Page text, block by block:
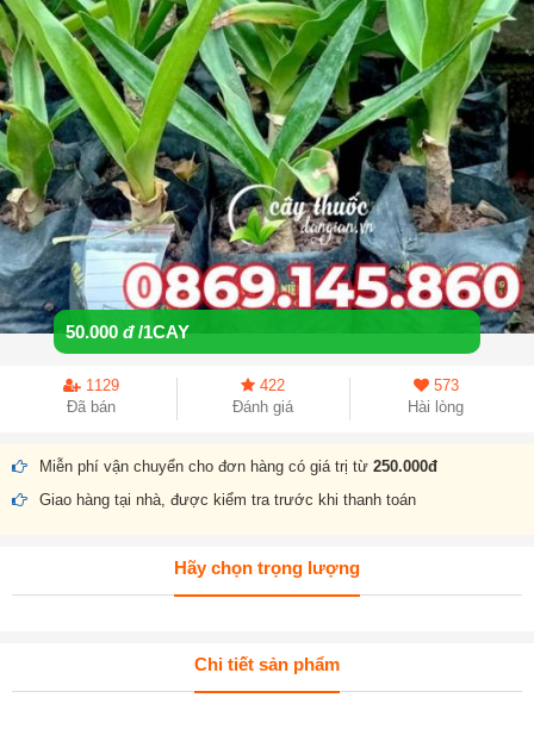
50.000 đ /1CAY
1129
Đã bán
422
Đánh giá
573
Hài lòng
Miễn phí vận chuyển cho đơn hàng có giá trị từ 250.000đ
Giao hàng tại nhà, được kiểm tra trước khi thanh toán
Hãy chọn trọng lượng
Chi tiết sản phẩm